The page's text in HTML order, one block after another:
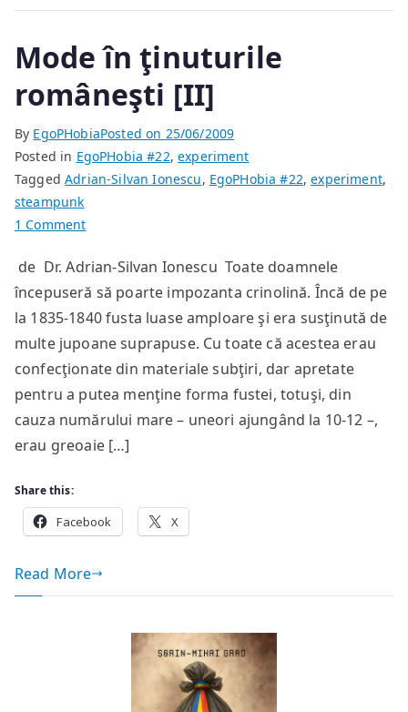
Mode în ţinuturile
româneşti [II]
By EgoPHobiaPosted on 25/06/2009
Posted in EgoPHobia #22,experiment
TaggedAdrian-Silvan Ionescu, EgoPHobia #22,experiment,
steampunk
1 Commenton
în
ţinuturile
româneşti
[II]
de Dr. Adrian-Silvan Ionescu Toate doamnele
începuseră să poarte impozanta crinolină. Încă de pe
la 1835-1840 fusta luase amploare şi era susţinută de
multe jupoane suprapuse. Cu toate că acestea erau
confecţionate din materiale subţiri, dar apretate
pentru a putea menţine forma fustei, totuşi, din
cauza numărului mare – uneori ajungând la 10-12 –,
erau greoaie […]
Share this:
Facebook X
Read More